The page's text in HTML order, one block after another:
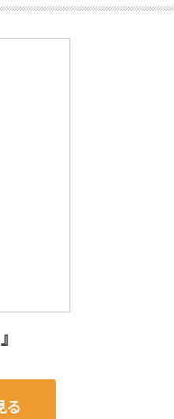
る